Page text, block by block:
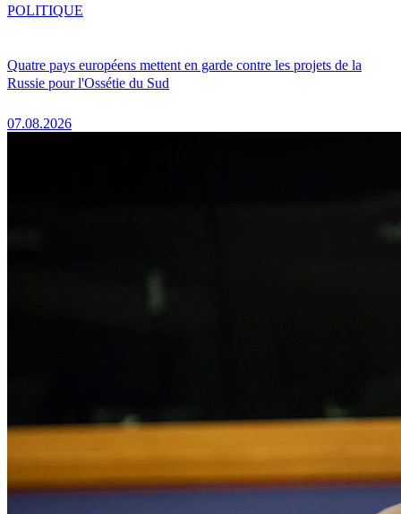
Quatre pays européens mettent en garde contre les projets de la
Russie pour l'Ossétie du Sud
07.08.2026
POLITIQUE